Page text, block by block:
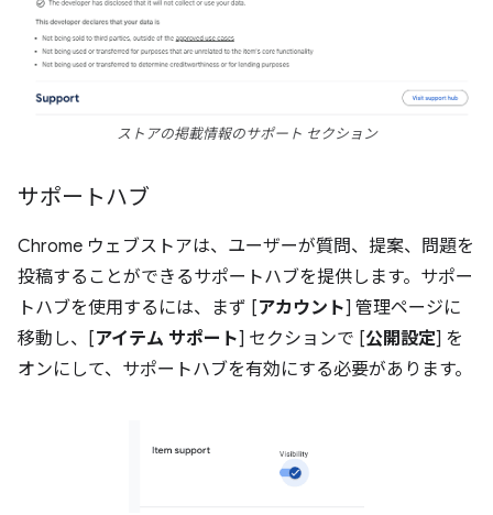
ストアの掲載情報のサポート セクション
サポートハブ
Chrome ウェブストアは、ユーザーが質問、提案、問題を
投稿することができるサポートハブを提供します。サポー
トハブを使用するには、まず [アカウント] 管理ページに
移動し、[アイテム サポート] セクションで [公開設定] を
オンにして、サポートハブを有効にする必要があります。